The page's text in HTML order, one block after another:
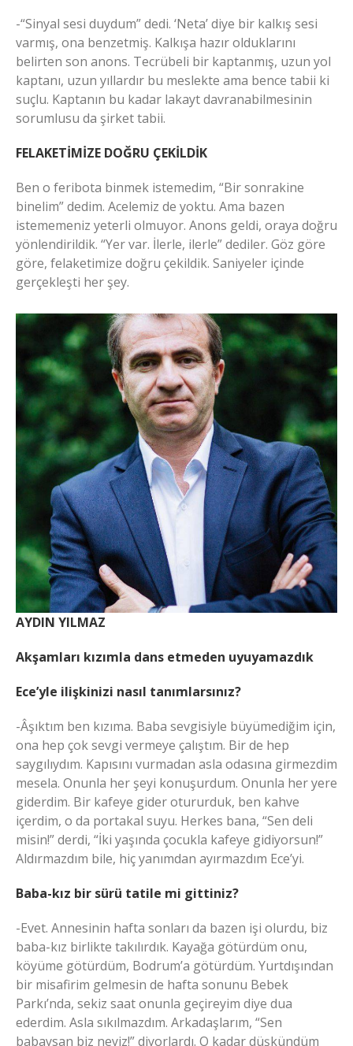
-“Sinyal sesi duydum” dedi. ‘Neta’ diye bir kalkış sesi
varmış, ona benzetmiş. Kalkışa hazır olduklarını
belirten son anons. Tecrübeli bir kaptanmış, uzun yol
kaptanı, uzun yıllardır bu meslekte ama bence tabii ki
suçlu. Kaptanın bu kadar lakayt davranabilmesinin
sorumlusu da şirket tabii.
FELAKETİMİZE DOĞRU ÇEKİLDİK
Ben o feribota binmek istemedim, “Bir sonrakine
binelim” dedim. Acelemiz de yoktu. Ama bazen
istememeniz yeterli olmuyor. Anons geldi, oraya doğru
yönlendirildik. “Yer var. İlerle, ilerle” dediler. Göz göre
göre, felaketimize doğru çekildik. Saniyeler içinde
gerçekleşti her şey.
AYDIN YILMAZ
Akşamları kızımla dans etmeden uyuyamazdık
Ece’yle ilişkinizi nasıl tanımlarsınız?
-Âşıktım ben kızıma. Baba sevgisiyle büyümediğim için,
ona hep çok sevgi vermeye çalıştım. Bir de hep
saygılıydım. Kapısını vurmadan asla odasına girmezdim
mesela. Onunla her şeyi konuşurdum. Onunla her yere
giderdim. Bir kafeye gider otururduk, ben kahve
içerdim, o da portakal suyu. Herkes bana, “Sen deli
misin!” derdi, “İki yaşında çocukla kafeye gidiyorsun!”
Aldırmazdım bile, hiç yanımdan ayırmazdım Ece’yi.
Baba-kız bir sürü tatile mi gittiniz?
-Evet. Annesinin hafta sonları da bazen işi olurdu, biz
baba-kız birlikte takılırdık. Kayağa götürdüm onu,
köyüme götürdüm, Bodrum’a götürdüm. Yurtdışından
bir misafirim gelmesin de hafta sonunu Bebek
Parkı’nda, sekiz saat onunla geçireyim diye dua
ederdim. Asla sıkılmazdım. Arkadaşlarım, “Sen
babaysan biz neyiz!” diyorlardı. O kadar düşkündüm